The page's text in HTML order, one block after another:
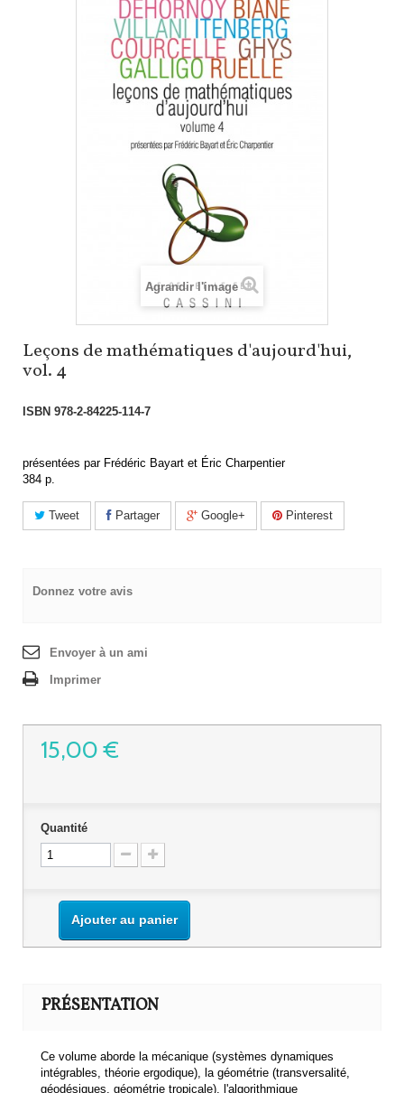
Agrandir l'image
Leçons de mathématiques d'aujourd'hui,
vol. 4
ISBN 978-2-84225-114-7
présentées par Frédéric Bayart et Éric Charpentier
384 p.
Tweet Partager Google+ Pinterest
Donnez votre avis
Envoyer à un ami
Imprimer
15,00 €
Quantité
Ajouter au panier
PRÉSENTATION
Ce volume aborde la mécanique (systèmes dynamiques
intégrables, théorie ergodique), la géométrie (transversalité,
géodésiques, géométrie tropicale), l'algorithmique